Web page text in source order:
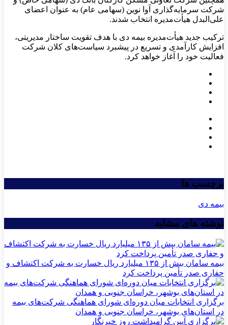
شرکت سرمایه‌گذاری آوا نوین (سهامی عام) به‌ عنوان اعضای
علی‌البدل هیأت‌مدیره انتخاب شدند.
ترکیب جدید هیأت‌مدیره بیمه دی با هدف تقویت ساختار مدیریتی،
افزایش کارآمدی و تسریع در پیشبرد سیاست‌های کلان شرکت
فعالیت خود را آغاز خواهد کرد.
برچسب ها
بیمه دی
نوشته های مشابه
بیمه سامان بیش از ۱۳۵ میلیارد ریال خسارت به شرکت اکتشاف و
حفاری صدر تأمین پرداخت کرد
برگزاری انتخابات میان دوره‌ای شورای هماهنگی شرکت‌های بیمه
در استان‌های بوشهر، خراسان جنوبی و همدان